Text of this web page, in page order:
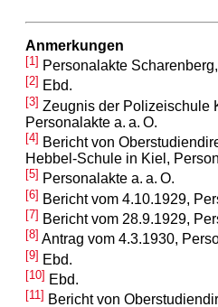
Anmerkungen
[1] Personalakte
[2] Ebd.
[3] Zeugnis der Polizeischule
Personalakte a. a. O.
[4] Bericht von
Hebbel-Schule in Kiel,
[5] Personalakte a. a. O.
[6] Bericht vom 4.10.1929,
[7] Bericht vom 28.9.1929,
[8] Antrag vom 4.3.1930,
[9] Ebd.
[10] Ebd.
[11] Bericht von